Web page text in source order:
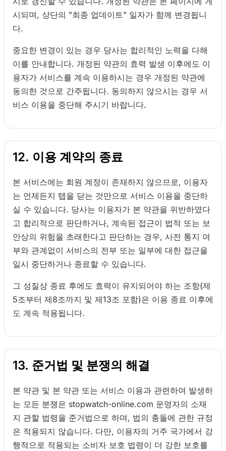
시되며, 상단의 "최종 업데이트" 일자가 함께 변경됩니
다.
중요한 변경이 있는 경우 당사는 합리적인 노력을 다해
이를 안내합니다. 개정된 약관의 효력 발생 이후에도 이
용자가 서비스를 계속 이용하시는 경우 개정된 약관에
동의한 것으로 간주됩니다. 동의하지 않으시는 경우 서
비스 이용을 중단해 주시기 바랍니다.
12. 이용 계약의 종료
본 서비스에는 회원 계정이 존재하지 않으므로, 이용자
는 언제든지 탭을 닫는 것만으로 서비스 이용을 중단하
실 수 있습니다. 당사는 이용자가 본 약관을 위반하였다
고 합리적으로 판단하거나, 계속된 접근이 법적 또는 보
안상의 위험을 초래한다고 판단하는 경우, 사전 통지 여
부와 관계없이 서비스의 전부 또는 일부에 대한 접근을
일시 중단하거나 종료할 수 있습니다.
그 성질상 종료 후에도 효력이 유지되어야 하는 조항(제
5조부터 제8조까지 및 제13조 포함)은 이용 종료 이후에
도 계속 적용됩니다.
13. 준거법 및 분쟁의 해결
본 약관 및 본 약관 또는 서비스 이용과 관련하여 발생하
는 모든 분쟁은 stopwatch-online.com 운영자의 소재
지 관할 법령을 준거법으로 하며, 법의 충돌에 관한 규정
은 적용되지 않습니다. 다만, 이용자의 거주 국가에서 강
행적으로 적용되는 소비자 보호 법령이 더 강한 보호를